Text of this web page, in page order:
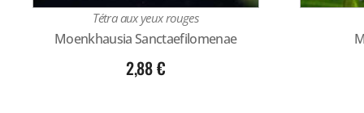
Tétra aux yeux rouges
Moenkhausia Sanctaefilomenae
2,88€